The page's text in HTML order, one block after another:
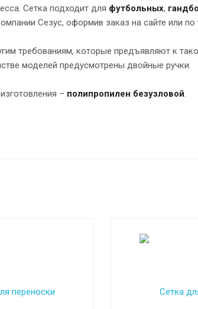
Сетка подходит для футбольных,
Сезус, оформив заказ на сайте или по
требованиям, которые предъявляют к
моделей предусмотрены двойные ручки.
– полипропилен безузловой.